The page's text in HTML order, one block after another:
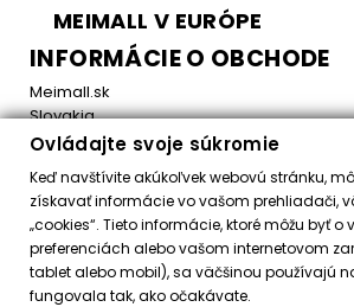
MEIMALL V EURÓPE
INFORMÁCIE O OBCHODE
Meimall.sk
Slovakia
Email:office@meimall.sk
Control your Privacy
Ovládajte svoje súkromie
Keď navštívite akúkoľvek webovú stránku,
získavať informácie vo vašom prehliadači,
„cookies“. Tieto informácie, ktoré môžu byť o
preferenciách alebo vašom internetovom
tablet alebo mobil), sa väčšinou používajú
fungovala tak, ako očakávate.